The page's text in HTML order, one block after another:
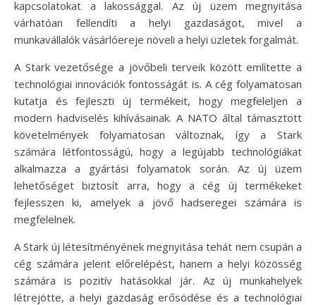
kapcsolatokat a lakossággal. Az új üzem megnyitása
várhatóan fellendíti a helyi gazdaságot, mivel a
munkavállalók vásárlóereje növeli a helyi üzletek forgalmát.
A Stark vezetősége a jövőbeli terveik között említette a
technológiai innovációk fontosságát is. A cég folyamatosan
kutatja és fejleszti új termékeit, hogy megfeleljen a
modern hadviselés kihívásainak. A NATO által támasztott
követelmények folyamatosan változnak, így a Stark
számára létfontosságú, hogy a legújabb technológiákat
alkalmazza a gyártási folyamatok során. Az új üzem
lehetőséget biztosít arra, hogy a cég új termékeket
fejlesszen ki, amelyek a jövő hadseregei számára is
megfelelnek.
A Stark új létesítményének megnyitása tehát nem csupán a
cég számára jelent előrelépést, hanem a helyi közösség
számára is pozitív hatásokkal jár. Az új munkahelyek
létrejötte, a helyi gazdaság erősödése és a technológiai